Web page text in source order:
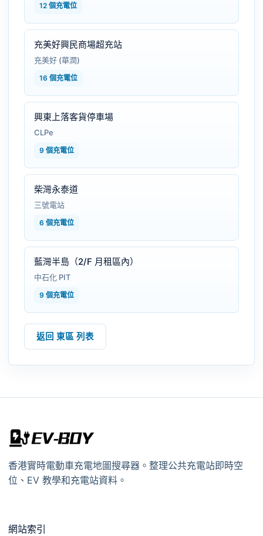
12 個充電位
充美好興民商場超充站
充美好 (華潤)
16 個充電位
興東上落客貨停車場
CLPe
9 個充電位
柴灣永泰道
三號電站
6 個充電位
藍灣半島（2/F 月租區內）
中石化 PIT
9 個充電位
返回 東區 列表
香港實時電動車充電地圖搜尋器。整理公共充電站即時空
位、EV 教學和充電站資料。
網站索引